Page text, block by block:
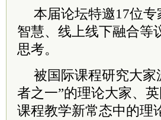
本届论坛特邀17位
智慧、线上线下融合等
思考。
被国际课程研究大
者之一”的理论大家、
课程教学新常态中的理